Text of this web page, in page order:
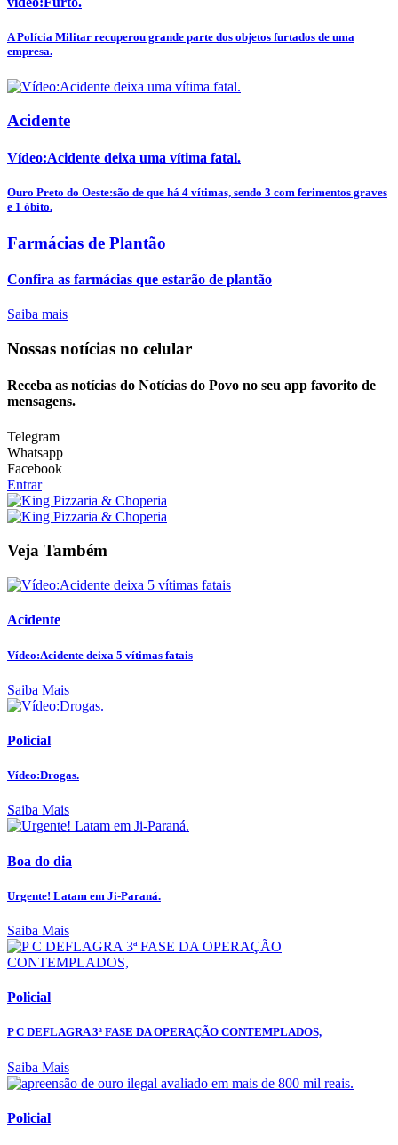
A Polícia Militar recuperou grande parte dos objetos furtados de uma
empresa.
Acidente
Vídeo:Acidente deixa uma vítima fatal.
Ouro Preto do Oeste:são de que há 4 vítimas, sendo 3 com ferimentos graves
e 1 óbito.
Farmácias de Plantão
Confira as farmácias que estarão de plantão
Saiba mais
Nossas notícias no celular
Receba as notícias do Notícias do Povo no seu app favorito de
mensagens.
Telegram
Whatsapp
Facebook
Entrar
Veja Também
Acidente
Vídeo:Acidente deixa 5 vítimas fatais
Saiba Mais
Policial
Vídeo:Drogas.
Saiba Mais
Boa do dia
Urgente! Latam em Ji-Paraná.
Saiba Mais
Policial
P C DEFLAGRA 3ª FASE DA OPERAÇÃO CONTEMPLADOS,
Saiba Mais
Policial